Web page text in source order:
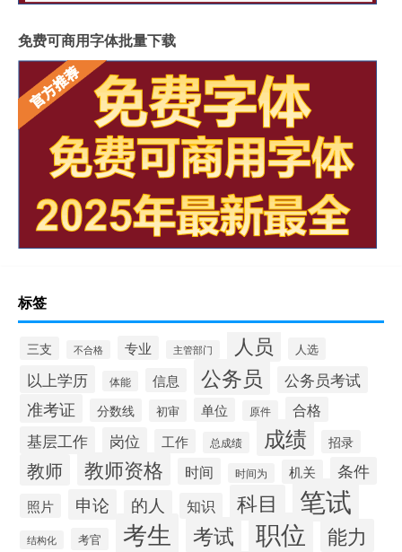
免费可商用字体批量下载
标签
三支 不合格 专业 主管部门 人员 人选
以上学历 体能 信息 公务员 公务员考试
准考证 分数线 初审 单位 原件 合格
基层工作 岗位 工作 总成绩 成绩 招录
教师 教师资格 时间 时间为 机关 条件
照片 申论 的人 知识 科目 笔试
结构化 考官 考生 考试 职位 能力